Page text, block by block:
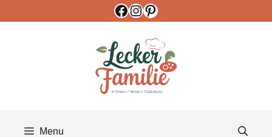
Facebook
Instagram
Pinterest
Menu